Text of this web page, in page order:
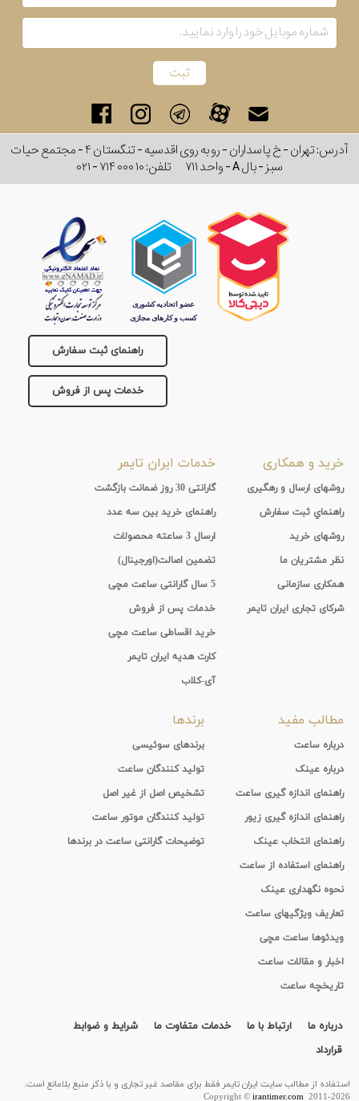
بکار
رفته
جنس
بکاررفته
بیشتر...
آدرس: تهران - خ پاسداران - رو به روی اقدسیه - تنگستان ۴ - مجتمع حیات
سبز - بال A - واحد ۷۱۱
تلفن:۰۲۱ - ۷۱۴ ۰۰۰ ۱۰
راهنمای ثبت سفارش
خدمات پس از فروش
خرید و همکاری
روشهای ارسال و رهگیری
راهنماي ثبت سفارش
روشهای خرید
نظر مشتریان ما
همکاری سازمانی
شرکای تجاری ایران تایمر
خدمات ایران تایمر
گارانتی 30 روز ضمانت بازگشت
راهنمای خرید بین سه عدد
ارسال 3 ساعته محصولات
تضمین اصالت(اورجینال)
5 سال گارانتی ساعت مچی
خدمات پس از فروش
خرید اقساطی ساعت مچی
کارت هدیه ایران تایمر
آی-کلاب
مطالب مفید
درباره ساعت
درباره عینک
راهنمای اندازه گیری ساعت
راهنمای اندازه گیری زیور
راهنمای انتخاب عینک
راهنمای استفاده از ساعت
نحوه نگهداری عینک
تعاریف ویژگیهای ساعت
ویدئوها ساعت مچی
اخبار و مقالات ساعت
تاریخچه ساعت
برندها
برندهای سوئیسی
تولید کنندگان ساعت
تشخیص اصل از غیر اصل
تولید کنندگان موتور ساعت
توضیحات گارانتی ساعت در برندها
درباره ما ارتباط با ما خدمات متفاوت ما
شرایط و ضوابط
قرارداد
استفاده از مطالب سايت ایران تایمر فقط برای مقاصد غیر تجاری و با ذکر منبع بلامانع است.
Copyright ©irantimer.com2011-2026